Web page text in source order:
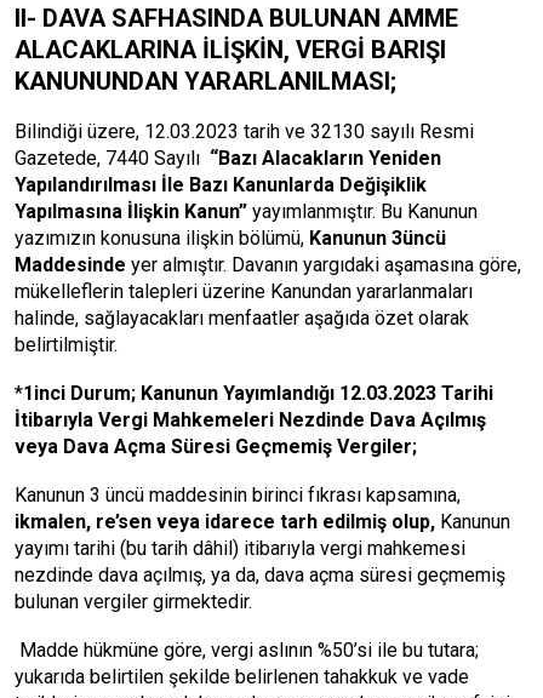
II- DAVA SAFHASINDA BULUNAN AMME
ALACAKLARINA İLİŞKİN, VERGİ BARIŞI
KANUNUNDAN YARARLANILMASI;
Bilindiği üzere, 12.03.2023 tarih ve 32130 sayılı Resmi
Gazetede, 7440 Sayılı “Bazı Alacakların Yeniden
Yapılandırılması İle Bazı Kanunlarda Değişiklik
Yapılmasına İlişkin Kanun” yayımlanmıştır. Bu Kanunun
yazımızın konusuna ilişkin bölümü, Kanunun 3üncü
Maddesinde yer almıştır. Davanın yargıdaki aşamasına göre,
mükelleflerin talepleri üzerine Kanundan yararlanmaları
halinde, sağlayacakları menfaatler aşağıda özet olarak
belirtilmiştir.
*1inci Durum; Kanunun Yayımlandığı 12.03.2023 Tarihi
İtibarıyla Vergi Mahkemeleri Nezdinde Dava Açılmış
veya Dava Açma Süresi Geçmemiş Vergiler;
Kanunun 3 üncü maddesinin birinci fıkrası kapsamına,
ikmalen, re’sen veya idarece tarh edilmiş olup, Kanunun
yayımı tarihi (bu tarih dâhil) itibarıyla vergi mahkemesi
nezdinde dava açılmış, ya da, dava açma süresi geçmemiş
bulunan vergiler girmektedir.
Madde hükmüne göre, vergi aslının %50’si ile bu tutara;
yukarıda belirtilen şekilde belirlenen tahakkuk ve vade